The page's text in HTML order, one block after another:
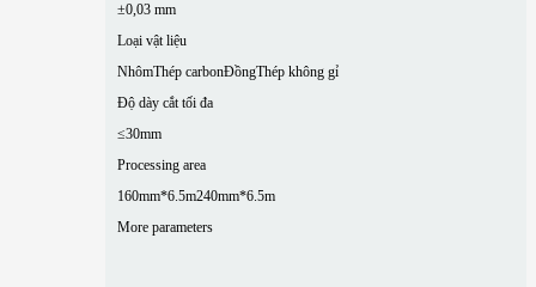
±0,03 mm
Loại vật liệu
NhômThép carbonĐồngThép không gỉ
Độ dày cắt tối đa
≤30mm
Processing area
160mm*6.5m240mm*6.5m
More parameters